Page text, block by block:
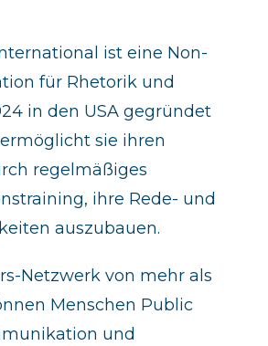
ist eine Non-
für Rhetorik und
in den USA gegründet
sie ihren
regelmäßiges
ihre Rede- und
auszubauen.
Netzwerk von mehr als
Menschen Public
und